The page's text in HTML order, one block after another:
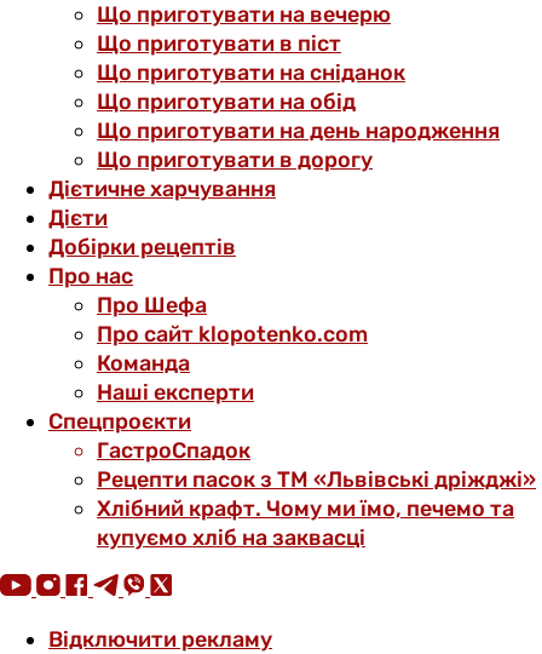
Що приготувати на вечерю
Що приготувати в піст
Що приготувати на сніданок
Що приготувати на обід
Що приготувати на день народження
Що приготувати в дорогу
Дієтичне харчування
Дієти
Добірки рецептів
Про нас
Про Шефа
Про сайт klopotenko.com
Команда
Наші експерти
Спецпроєкти
ГастроСпадок
Рецепти пасок з ТМ «Львівські дріжджі»
Хлібний крафт. Чому ми їмо, печемо та
купуємо хліб на заквасці
Відключити рекламу